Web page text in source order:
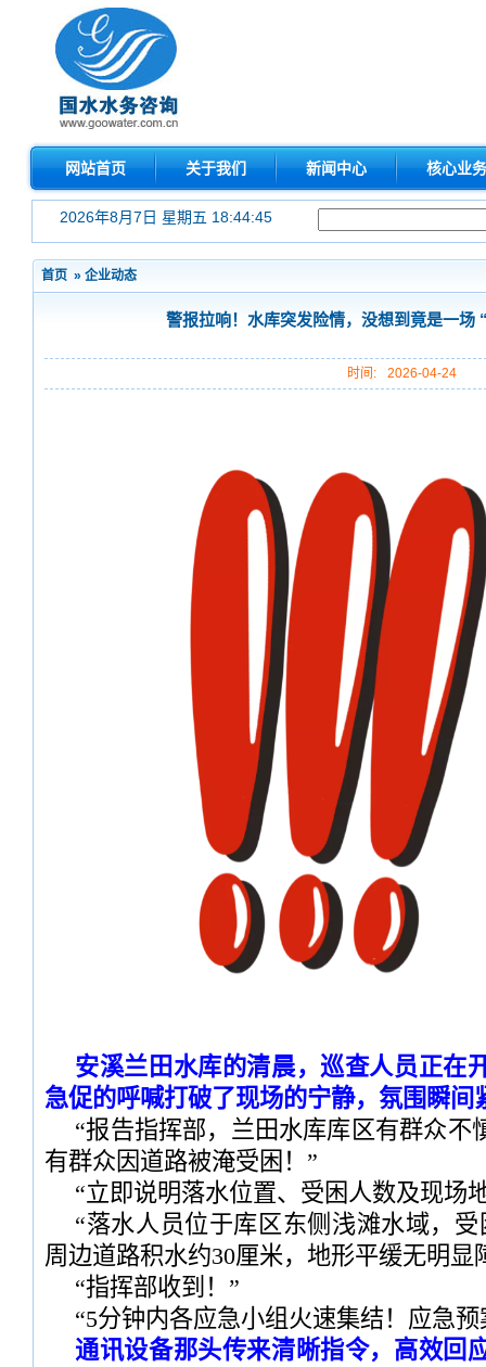
网站首页 关于我们 新闻中心 核心业务
2026年8月7日 星期五 18:44:46
首页 » 企业动态
警报拉响！水库突发险情，没想到竟是一场
时间: 2026-04-24
安溪兰田水库的清晨，巡查人员正在
急促的呼喊打破了现场的宁静，氛围瞬间
“报告指挥部，兰田水库库区有群众不
有群众因道路被淹受困！”
“立即说明落水位置、受困人数及现场
“落水人员位于库区东侧浅滩水域，
周边道路积水约30厘米，地形平缓无明显
“指挥部收到！”
“5分钟内各应急小组火速集结！应急
通讯设备那头传来清晰指令，高效回